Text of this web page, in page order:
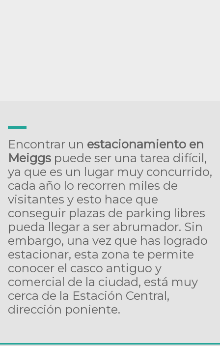
Encontrar un estacionamiento en
Meiggs puede ser una tarea difícil,
ya que es un lugar muy concurrido,
cada año lo recorren miles de
visitantes y esto hace que
conseguir plazas de parking libres
pueda llegar a ser abrumador. Sin
embargo, una vez que has logrado
estacionar, esta zona te permite
conocer el casco antiguo y
comercial de la ciudad, está muy
cerca de la Estación Central,
dirección poniente.